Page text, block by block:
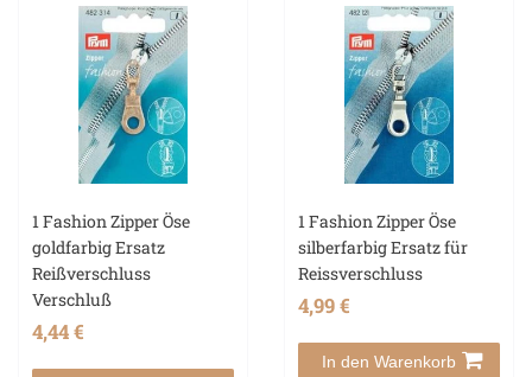
1 Fashion Zipper Öse
goldfarbig Ersatz
Reißverschluss
Verschluß
4,44 €
1 Fashion Zipper Öse
silberfarbig Ersatz für
Reissverschluss
4,99 €
In den Warenkorb